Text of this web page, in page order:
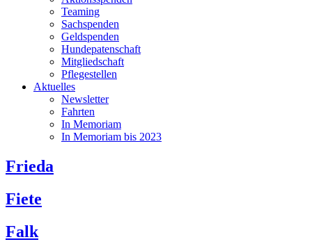
Teaming
Sachspenden
Geldspenden
Hundepatenschaft
Mitgliedschaft
Pflegestellen
Aktuelles
Newsletter
Fahrten
In Memoriam
In Memoriam bis 2023
Frieda
Fiete
Falk